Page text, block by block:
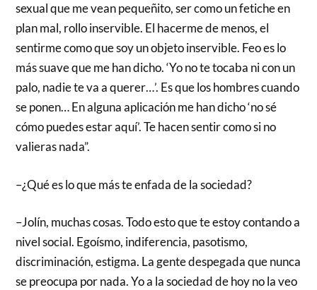
sexual que me vean pequeñito, ser como un fetiche en
plan mal, rollo inservible. El hacerme de menos, el
sentirme como que soy un objeto inservible. Feo es lo
más suave que me han dicho. ‘Yo no te tocaba ni con un
palo, nadie te va a querer…’. Es que los hombres cuando
se ponen… En alguna aplicación me han dicho ‘no sé
cómo puedes estar aquí’. Te hacen sentir como si no
valieras nada”.
–¿Qué es lo que más te enfada de la sociedad?
–Jolín, muchas cosas. Todo esto que te estoy contando a
nivel social. Egoísmo, indiferencia, pasotismo,
discriminación, estigma. La gente despegada que nunca
se preocupa por nada. Yo a la sociedad de hoy no la veo